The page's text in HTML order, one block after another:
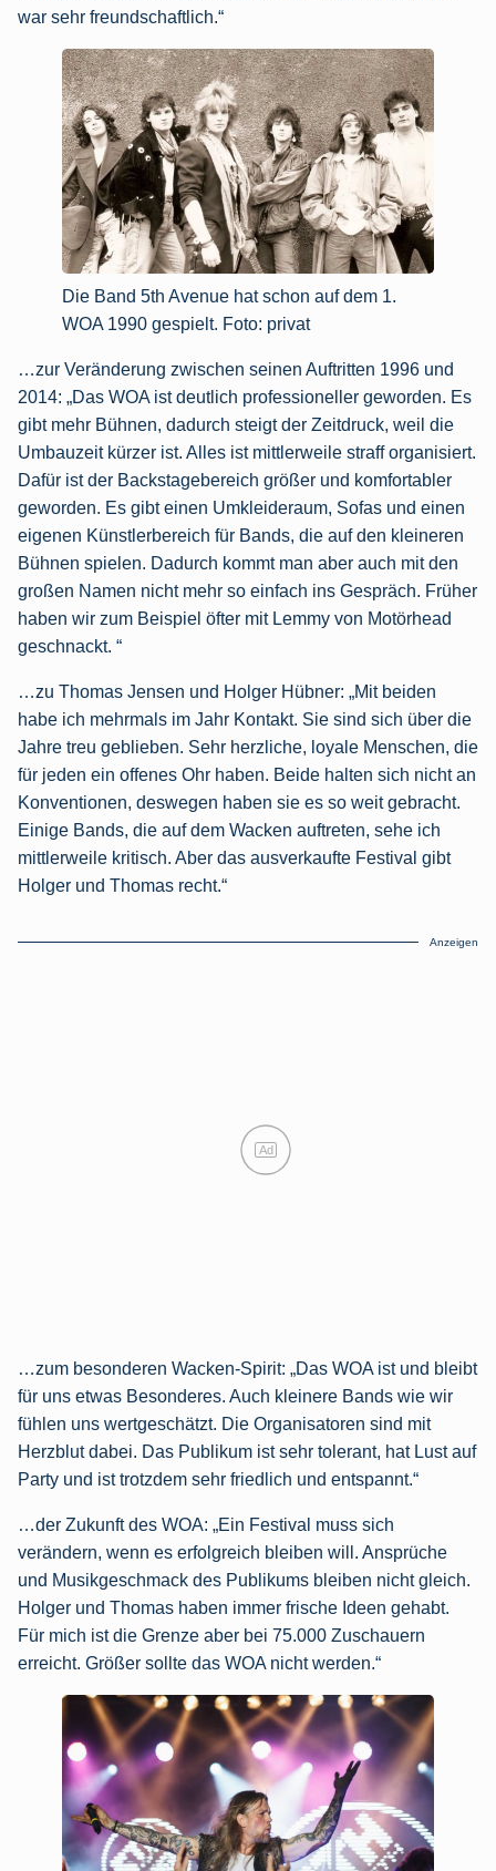
war sehr freundschaftlich.“
Die Band 5th Avenue hat schon auf dem 1.
WOA 1990 gespielt. Foto: privat
…zur Veränderung zwischen seinen Auftritten 1996 und
2014: „Das WOA ist deutlich professioneller geworden. Es
gibt mehr Bühnen, dadurch steigt der Zeitdruck, weil die
Umbauzeit kürzer ist. Alles ist mittlerweile straff organisiert.
Dafür ist der Backstagebereich größer und komfortabler
geworden. Es gibt einen Umkleideraum, Sofas und einen
eigenen Künstlerbereich für Bands, die auf den kleineren
Bühnen spielen. Dadurch kommt man aber auch mit den
großen Namen nicht mehr so einfach ins Gespräch. Früher
haben wir zum Beispiel öfter mit Lemmy von Motörhead
geschnackt. “
…zu Thomas Jensen und Holger Hübner: „Mit beiden
habe ich mehrmals im Jahr Kontakt. Sie sind sich über die
Jahre treu geblieben. Sehr herzliche, loyale Menschen, die
für jeden ein offenes Ohr haben. Beide halten sich nicht an
Konventionen, deswegen haben sie es so weit gebracht.
Einige Bands, die auf dem Wacken auftreten, sehe ich
mittlerweile kritisch. Aber das ausverkaufte Festival gibt
Holger und Thomas recht.“
Anzeigen
Ad
…zum besonderen Wacken-Spirit: „Das WOA ist und bleibt
für uns etwas Besonderes. Auch kleinere Bands wie wir
fühlen uns wertgeschätzt. Die Organisatoren sind mit
Herzblut dabei. Das Publikum ist sehr tolerant, hat Lust auf
Party und ist trotzdem sehr friedlich und entspannt.“
…der Zukunft des WOA: „Ein Festival muss sich
verändern, wenn es erfolgreich bleiben will. Ansprüche
und Musikgeschmack des Publikums bleiben nicht gleich.
Holger und Thomas haben immer frische Ideen gehabt.
Für mich ist die Grenze aber bei 75.000 Zuschauern
erreicht. Größer sollte das WOA nicht werden.“